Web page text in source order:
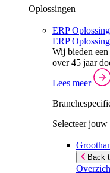
Oplossingen
ERP
ERP
Wij bieden
over 45 jaar
Lees meer
Selecteer jouw
Back